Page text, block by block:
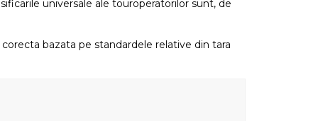
universale ale touroperatorilor sunt, de
bazata pe standardele relative din tara